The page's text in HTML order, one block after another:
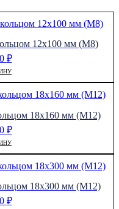
12х100 мм (М8)
₽
18х160 мм (М12)
₽
18х300 мм (М12)
₽